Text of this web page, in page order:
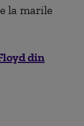
la marile
din